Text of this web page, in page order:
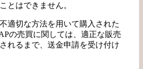
とはできません。
適切な方法を用いて購入された
の売買に関しては、適正な販売
れるまで、送金申請を受け付け